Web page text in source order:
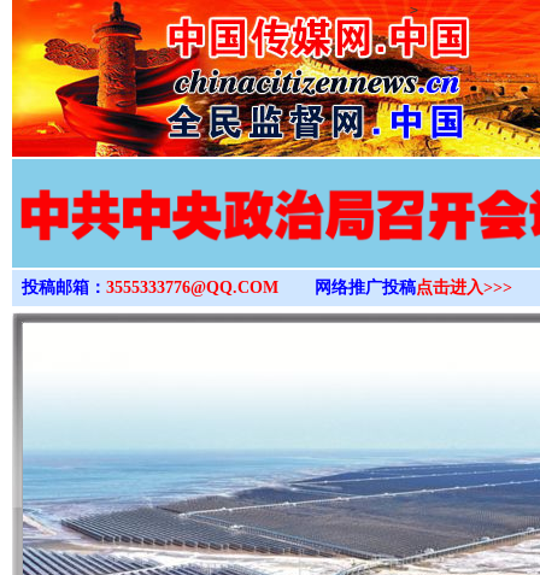
>
投稿邮箱： 3555333776@QQ.COM 网络推广投稿点击进入>>>